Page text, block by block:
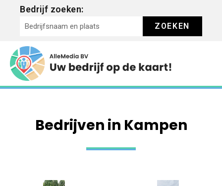
Bedrijf zoeken:
ZOEKEN
Bedrijven in Kampen